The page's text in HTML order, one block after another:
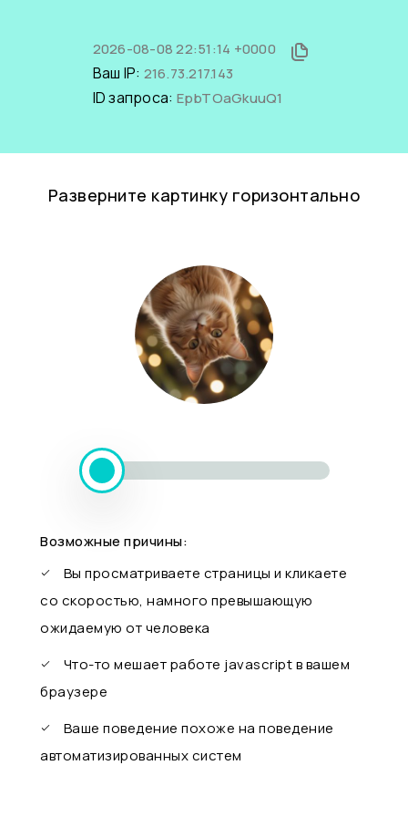
2026-08-08 22:51:14 +0000
Ваш IP: 216.73.217.143
ID запроса: EpbTOaGkuuQ1
Разверните картинку горизонтально
Возможные причины:
Вы просматриваете страницы и кликаете
со скоростью, намного превышающую
ожидаемую от человека
Что-то мешает работе javascript в вашем
браузере
Ваше поведение похоже на поведение
автоматизированных систем